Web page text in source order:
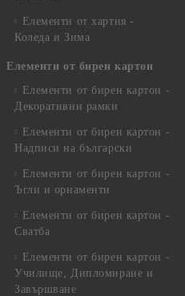
Елементи от хартия -
Коледа и Зима
Елементи от бирен картон
Елементи от бирен картон -
Декоративни рамки
Елементи от бирен картон -
Надписи на български
Елементи от бирен картон -
Ъгли и орнаменти
Елементи от бирен картон -
Сватба
Елементи от бирен картон -
Училище, Дипломиране и
Завършване